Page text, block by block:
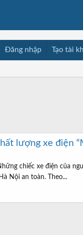
bán Media
Đăng nhập Tạo tài
lượng xe điện
chiếc xe điện của
Nội an toàn. Theo...